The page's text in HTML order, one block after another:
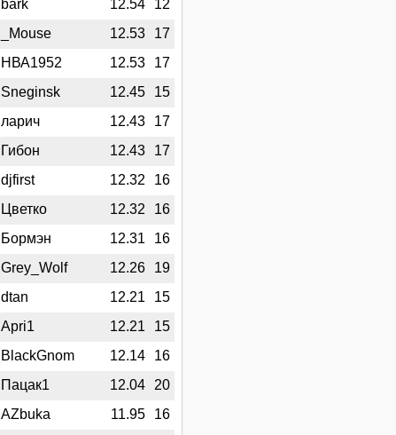
bark 12.54 12
_Mouse 12.53 17
НВА1952 12.53 17
Sneginsk 12.45 15
ларич 12.43 17
Гибон 12.43 17
djfirst 12.32 16
Цветко 12.32 16
Бормэн 12.31 16
Grey_Wolf 12.26 19
dtan 12.21 15
Apri1 12.21 15
BlackGnom 12.14 16
Пацак1 12.04 20
AZbuka 11.95 16